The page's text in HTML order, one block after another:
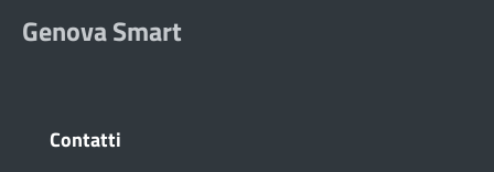
Genova Smart
Contatti